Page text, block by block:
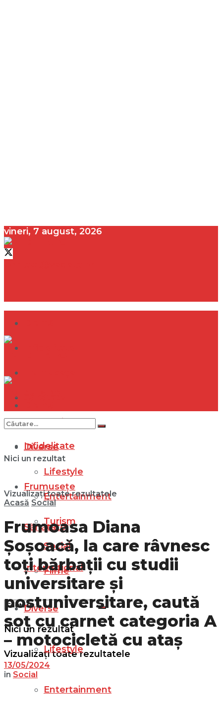
vineri, 7 august, 2026
Internațional
Diverse
Lifestyle
Entertainment
Turism
Social
Filme
Nici un rezultat
Vizualizați toate rezultatele
Infidelitate
Frumusețe
Sănătate
Internațional
Diverse
Lifestyle
Entertainment
Nici un rezultat
Vizualizați toate rezultatele
Acasă Social
Frumoasa Diana
Șoșoacă, la care râvnesc
toți bărbații cu studii
universitare și
postuniversitare, caută
soț cu carnet categoria A
– motocicletă cu ataș
13/05/2024
in Social